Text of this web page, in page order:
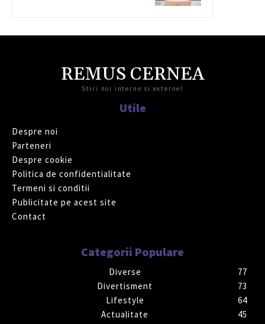
REMUS CERNEA
Stiri noi interne si externe!
Utile
Despre noi
Parteneri
Despre cookie
Politica de confidentialitate
Termeni si conditii
Publicitate pe acest site
Contact
Categorii Populare
Diverse
77
Divertisment
73
Lifestyle
64
Actualitate
45